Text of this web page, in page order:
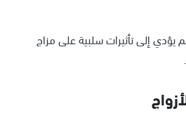
يؤدي إلى تأثيرات سلبية على مزاج